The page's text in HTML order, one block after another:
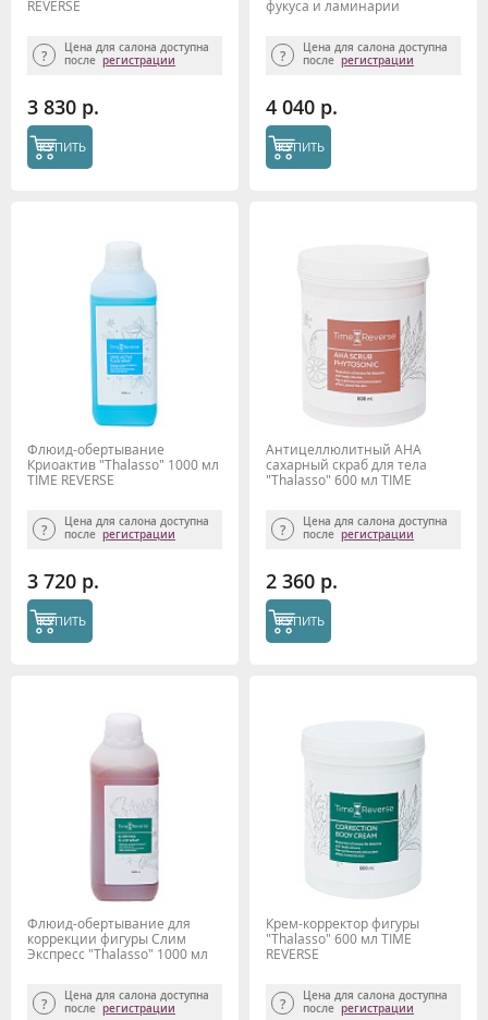
REVERSE
Цена для салона доступна
после регистрации
3 830 р.
КУПИТЬ
фукуса и ламинарии
Цена для салона доступна
после регистрации
4 040 р.
КУПИТЬ
Флюид-обертывание
Криоактив "Thalasso" 1000 мл
TIME REVERSE
Цена для салона доступна
после регистрации
3 720 р.
КУПИТЬ
Антицеллюлитный AHA
сахарный скраб для тела
"Thalasso" 600 мл TIME
Цена для салона доступна
после регистрации
2 360 р.
КУПИТЬ
Флюид-обертывание для
коррекции фигуры Слим
Экспресс "Thalasso" 1000 мл
Цена для салона доступна
после регистрации
Крем-корректор фигуры
"Thalasso" 600 мл TIME
REVERSE
Цена для салона доступна
после регистрации